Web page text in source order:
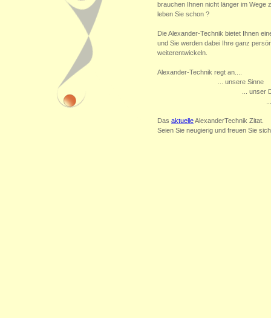
brauchen Ihnen nicht länger im Wege
leben Sie schon ?
Die Alexander-Technik bietet Ihnen
und Sie werden dabei Ihre ganz
weiterentwickeln.
Alexander-Technik regt an....
... unsere Sinne
... unser
Das aktuelleAlexanderTechnik Zitat.
Seien Sie neugierig und freuen Sie